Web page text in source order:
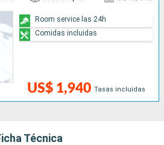
US$ 1,940 Tasas incluidas
Room service las 24h
Comidas incluidas
Técnica